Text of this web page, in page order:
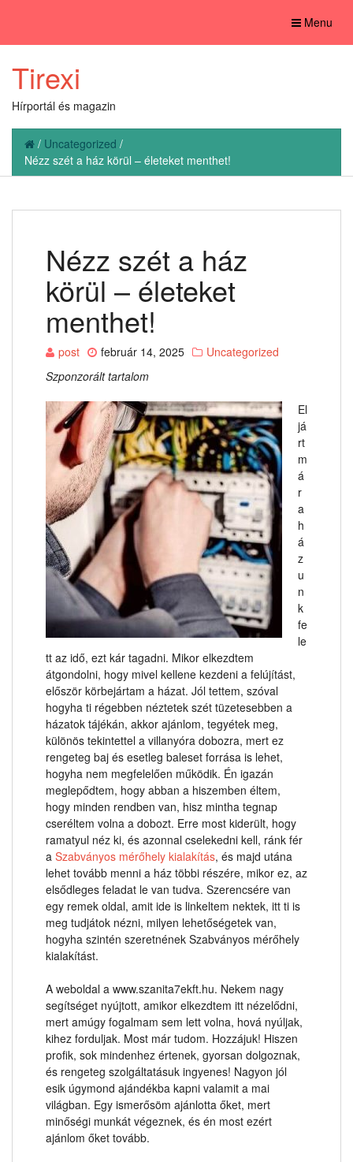
Toggle
Menu
Tirexi
Hírportál és magazin
/ Uncategorized /
Nézz szét a ház körül – életeket menthet!
Nézz szét a ház
körül – életeket
menthet!
post február 14, 2025
Uncategorized
Szponzorált tartalom
El
já
rt
m
á
r
a
h
á
z
u
n
k
fe
le
tt az idő, ezt kár tagadni. Mikor elkezdtem
átgondolni, hogy mivel kellene kezdeni a felújítást,
először körbejártam a házat. Jól tettem, szóval
hogyha ti régebben néztetek szét tüzetesebben a
házatok tájékán, akkor ajánlom, tegyétek meg,
különös tekintettel a villanyóra dobozra, mert ez
rengeteg baj és esetleg baleset forrása is lehet,
hogyha nem megfelelően működik. Én igazán
meglepődtem, hogy abban a hiszemben éltem,
hogy minden rendben van, hisz mintha tegnap
cseréltem volna a dobozt. Erre most kiderült, hogy
ramatyul néz ki, és azonnal cselekedni kell, ránk fér
a Szabványos mérőhely kialakítás, és majd utána
lehet tovább menni a ház többi részére, mikor ez, az
elsődleges feladat le van tudva. Szerencsére van
egy remek oldal, amit ide is linkeltem nektek, itt ti is
meg tudjátok nézni, milyen lehetőségetek van,
hogyha szintén szeretnének Szabványos mérőhely
kialakítást.
A weboldal a www.szanita7ekft.hu. Nekem nagy
segítséget nyújtott, amikor elkezdtem itt nézelődni,
mert amúgy fogalmam sem lett volna, hová nyúljak,
kihez forduljak. Most már tudom. Hozzájuk! Hiszen
profik, sok mindenhez értenek, gyorsan dolgoznak,
és rengeteg szolgáltatásuk ingyenes! Nagyon jól
esik úgymond ajándékba kapni valamit a mai
világban. Egy ismerősöm ajánlotta őket, mert
minőségi munkát végeznek, és én most ezért
ajánlom őket tovább.